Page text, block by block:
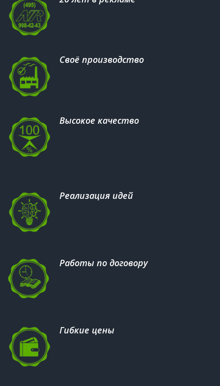
Своё производство
Высокое качество
Реализация идей
Работы по договору
Гибкие цены